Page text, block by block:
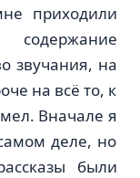
приходили
звучания, на
на всё то, к
Вначале я
деле, но
были